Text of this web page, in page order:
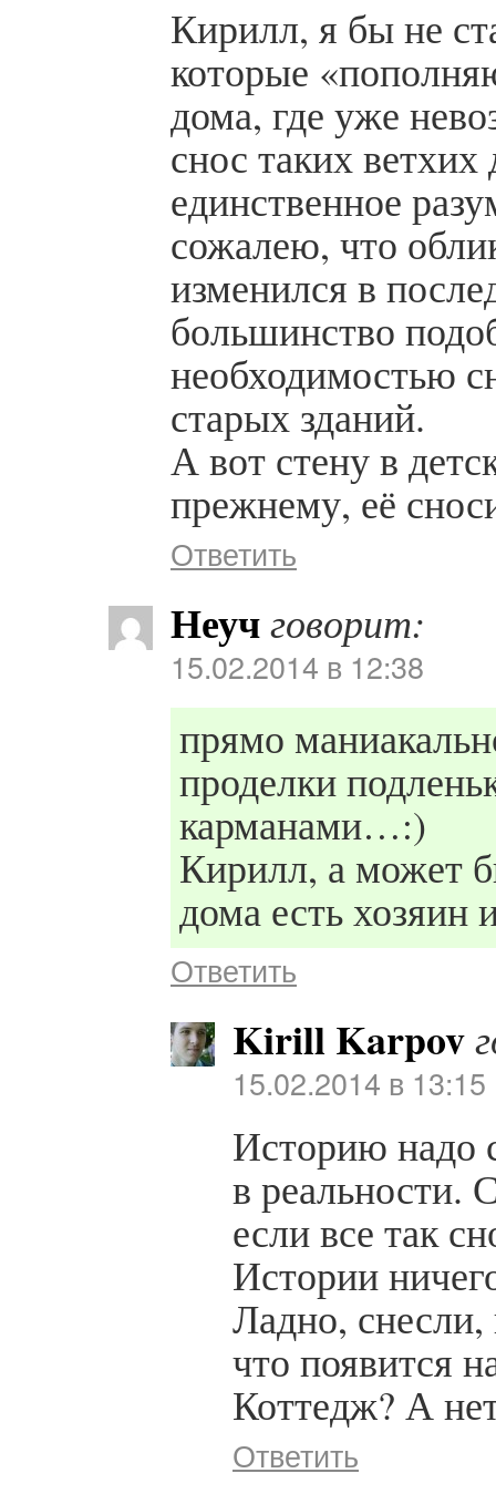
Кирилл, я бы не
которые
дома, где уже
снос таких
единственное
сожалею, что
изменился в
большинство
необходимостью
старых зданий.
А вот стену в
прежнему, её
Ответить
Неучговорит:
15.02.2014 в 12:38
прямо
проделки
карманами…:)
Кирилл, а может
дома есть
Ответить
Kirill Karpov
15.02.2014 в 13:15
Историю надо
в реальности.
если все так
Истории
Ладно, снесли,
что появится
Коттедж? А
Ответить